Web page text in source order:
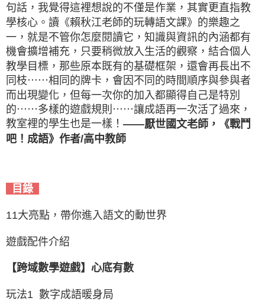
句話，我覺得這裡想說的不僅是作業，其實更直指教
學核心。讀《賴秋江老師的玩轉語文課》的樂趣之
一，就是不管你怎麼閱讀它，知識與資訊的內涵都有
機會擴增補充，只要稍微放入生活的觀察，結合個人
教學目標，那些原本既有的基礎框架，還會再長出不
同枝⋯⋯相同的牌卡，會因不同的時間順序與參與者
而出現變化，但每一次你的加入都顯得自己是特別
的⋯⋯多樣的遊戲規則⋯⋯讓成語再一次活了過來，
教室裡的學生也是一樣！ ——厭世國文老師，《戰鬥
吧！成語》作者/高中教師
目錄
11大亮點，帶你進入語文的動世界
遊戲配件介紹
【跨域數學遊戲】心底有數
玩法1 數字成語暖身局